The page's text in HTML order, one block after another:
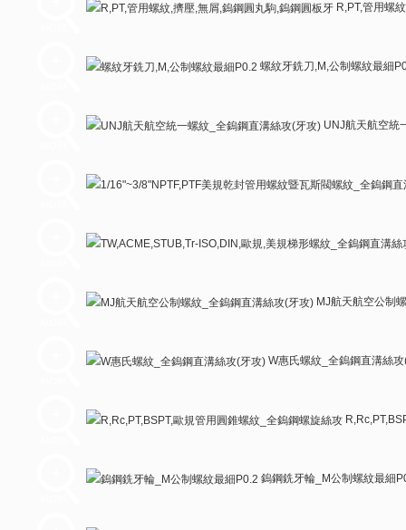
R,PT,管用螺
螺紋牙銑刀,M,公制螺紋最細
UNJ航天航空統
MJ航天航空公制
W惠氏螺紋_全鎢鋼直溝絲攻
鎢鋼銑牙輪_M公制螺紋最細